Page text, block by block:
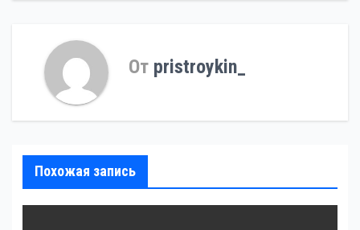
От pristroykin_
Похожая запись